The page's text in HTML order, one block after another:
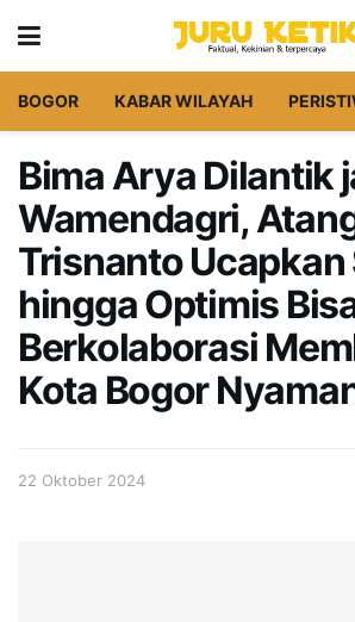
BOGOR KABAR WILAYAH
Bima Arya Dilantik
Wamendagri,
Trisnanto Ucapkan
hingga Optimis
Berkolaborasi
Kota Bogor
22 Oktober 2024